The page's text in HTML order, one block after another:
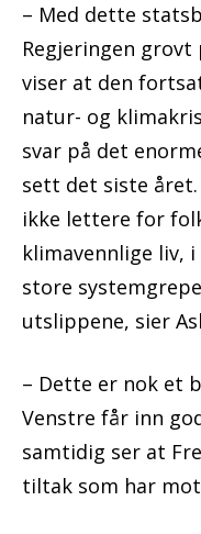
– Med dette
Regjeringen grovt
viser at den
natur- og
svar på det
sett det siste
ikke lettere for
klimavennlige liv,
store
utslippene, sier
– Dette er nok et
Venstre får inn
samtidig ser at
tiltak som har